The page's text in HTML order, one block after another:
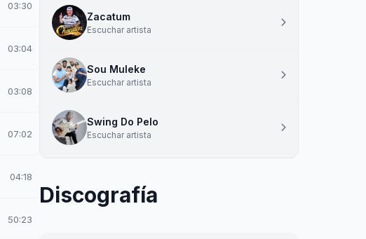
03:30
03:04
03:08
07:02
04:18
50:23
Zacatum
Escuchar artista
Sou Muleke
Escuchar artista
Swing Do Pelo
Escuchar artista
Discografía